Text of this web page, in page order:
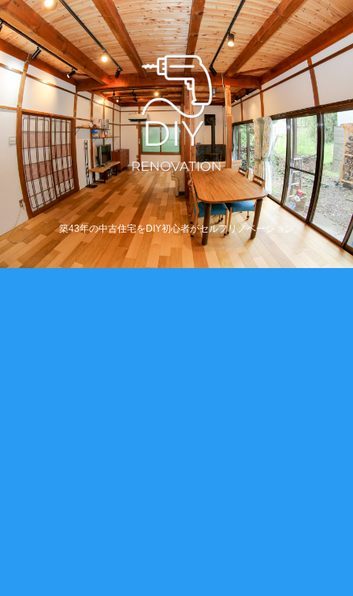
築43年の中古住宅をDIY初心者がセルフリノベーション